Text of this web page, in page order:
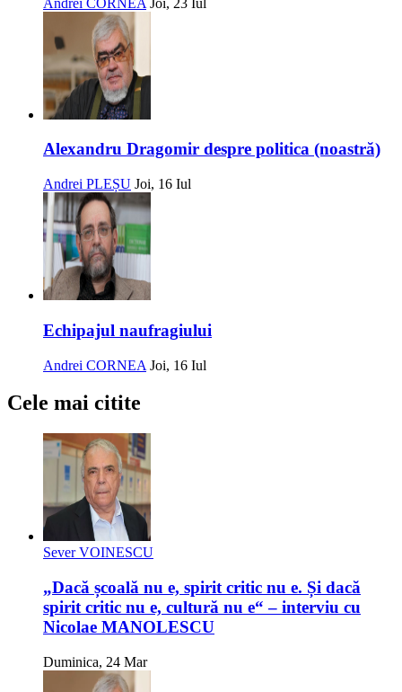
Alexandru Dragomir despre politica (noastră)
Andrei PLEȘU Joi, 16 Iul
Echipajul naufragiului
Andrei CORNEA Joi, 16 Iul
Cele mai citite
Sever VOINESCU
„Dacă școală nu e, spirit critic nu e. Și dacă
spirit critic nu e, cultură nu e“ – interviu cu
Nicolae MANOLESCU
Duminica, 24 Mar